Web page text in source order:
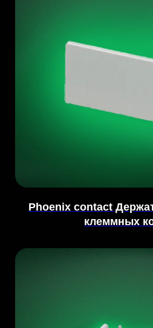
Phoenix contact
клеммных